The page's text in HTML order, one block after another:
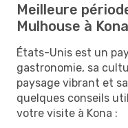
Meilleure
Mulhouse à Kona
États-Unis est un
gastronomie, sa
paysage vibrant et
quelques conseils
votre visite à Kona :